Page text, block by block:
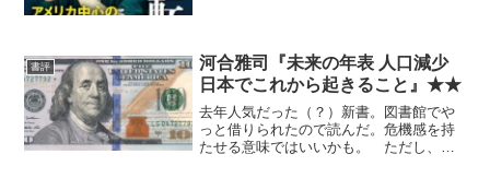
書評
河合雅司『未来の年表 人口減少
日本でこれから起きること』★★
去年人気だった（？）新書。図書館でや
っと借りられたので読んだ。危機感を持
たせる意味ではいいかも。 ただし、対